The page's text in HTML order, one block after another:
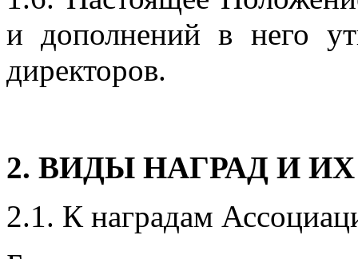
и дополнений в него
директоров.
2. ВИДЫ НАГРАД И
2.1. К наградам